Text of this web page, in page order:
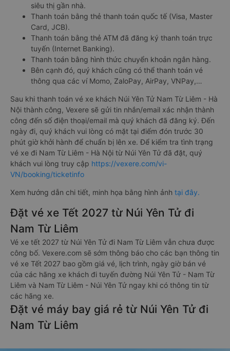
siêu thị gần nhà.
Thanh toán bằng thẻ thanh toán quốc tế (Visa, Master
Card, JCB).
Thanh toán bằng thẻ ATM đã đăng ký thanh toán trực
tuyến (Internet Banking).
Thanh toán bằng hình thức chuyển khoản ngân hàng.
Bên cạnh đó, quý khách cũng có thể thanh toán vé
thông qua các ví Momo, ZaloPay, AirPay, VNPay,…
Sau khi thanh toán vé xe khách Núi Yên Tử Nam Từ Liêm - Hà
Nội thành công, Vexere sẽ gửi tin nhắn/email xác nhận thành
công đến số điện thoại/email mà quý khách đã đăng ký. Đến
ngày đi, quý khách vui lòng có mặt tại điểm đón trước 30
phút giờ khởi hành để chuẩn bị lên xe. Để kiểm tra tình trạng
vé xe đi Nam Từ Liêm - Hà Nội từ Núi Yên Tử đã đặt, quý
khách vui lòng truy cập https://vexere.com/vi-
VN/booking/ticketinfo
Xem hướng dẫn chi tiết, minh họa bằng hình ảnh tại đây.
Đặt vé xe Tết 2027 từ Núi Yên Tử đi
Nam Từ Liêm
Vé xe tết 2027 từ Núi Yên Tử đi Nam Từ Liêm vẫn chưa được
công bố. Vexere.com sẽ sớm thông báo cho các bạn thông tin
vé xe Tết 2027 bao gồm giá vé, lịch trình, ngày giờ bán vé
của các hãng xe khách đi tuyến đường Núi Yên Tử - Nam Từ
Liêm và Nam Từ Liêm - Núi Yên Tử ngay khi có thông tin từ
các hãng xe.
Đặt vé máy bay giá rẻ từ Núi Yên Tử đi
Nam Từ Liêm